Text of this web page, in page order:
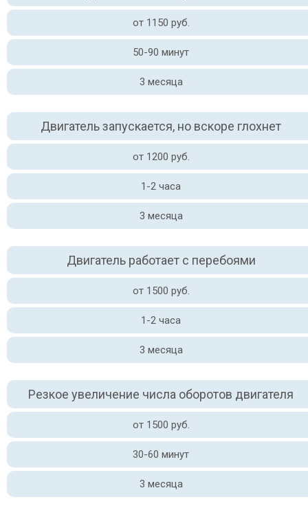
от 1150 руб.
50-90 минут
3 месяца
Двигатель запускается, но вскоре глохнет
от 1200 руб.
1-2 часа
3 месяца
Двигатель работает с перебоями
от 1500 руб.
1-2 часа
3 месяца
Резкое увеличение числа оборотов двигателя
от 1500 руб.
30-60 минут
3 месяца